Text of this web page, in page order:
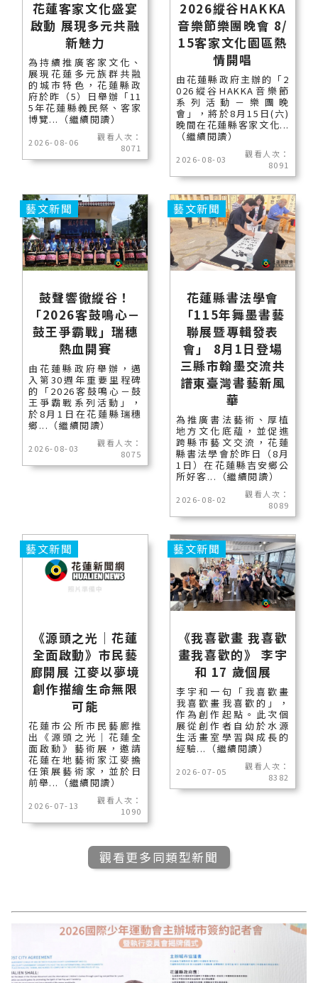
花蓮客家文化盛宴
啟動 展現多元共融
新魅力
為持續推廣客家文化、
展現花蓮多元族群共融
的城市特色，花蓮縣政
府於昨（5）日舉辦「11
5年花蓮縣義民祭、客家
博覽...（繼續閱讀）
2026-08-06
觀看人次：
8071
2026縱谷HAKKA
音樂節樂團晚會 8/
15客家文化園區熱
情開唱
由花蓮縣政府主辦的「2
026縱谷HAKKA音樂節
系列活動－樂團晚
會」，將於8月15日(六)
晚間在花蓮縣客家文化...
（繼續閱讀）
2026-08-03
觀看人次：
8091
鼓聲響徹縱谷！
「2026客鼓鳴心－
鼓王爭霸戰」瑞穗
熱血開賽
由花蓮縣政府舉辦，邁
入第30週年重要里程碑
的「2026客鼓鳴心－鼓
王爭霸戰系列活動」，
於8月1日在花蓮縣瑞穗
鄉...（繼續閱讀）
2026-08-03
觀看人次：
8075
藝文新聞
花蓮縣書法學會
「115年舞墨書藝
聯展暨專輯發表
會」 8月1日登場
三縣市翰墨交流共
譜東臺灣書藝新風
華
為推廣書法藝術、厚植
地方文化底蘊，並促進
跨縣市藝文交流，花蓮
縣書法學會於昨日（8月
1日）在花蓮縣吉安鄉公
所好客...（繼續閱讀）
2026-08-02
觀看人次：
8089
藝文新聞
《源頭之光｜花蓮
全面啟動》市民藝
廊開展 江麥以夢境
創作描繪生命無限
可能
花蓮市公所市民藝廊推
出《源頭之光｜花蓮全
面啟動》藝術展，邀請
花蓮在地藝術家江麥擔
任策展藝術家，並於日
前舉...（繼續閱讀）
2026-07-13
觀看人次：
1090
藝文新聞
《我喜歡畫 我喜歡
畫我喜歡的》 李宇
和 17 歲個展
李宇和一句「我喜歡畫
我喜歡畫我喜歡的」，
作為創作起點。此次個
展從創作者自幼於水源
生活畫室學習與成長的
經驗...（繼續閱讀）
2026-07-05
觀看人次：
8382
藝文新聞
觀看更多同類型新聞